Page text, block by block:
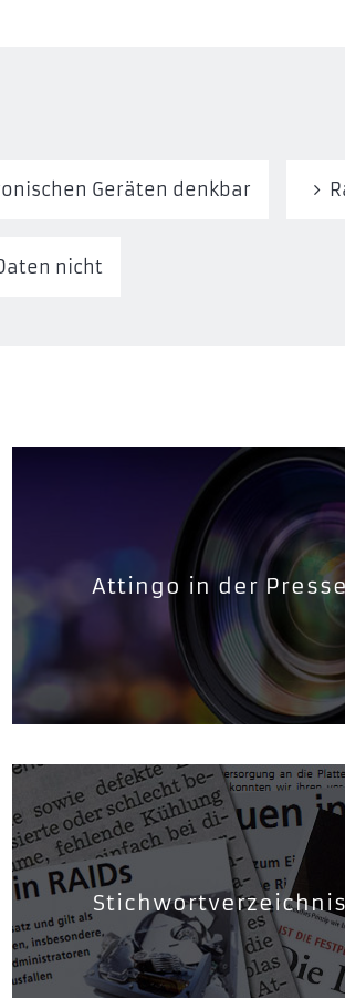
Geräten denkbar
nicht
Attingo in der Presse
Stichwortverzeichnis